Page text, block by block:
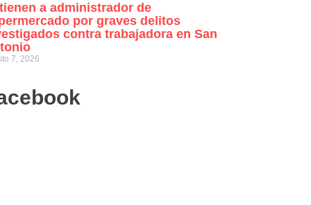
a administrador de
por graves delitos
contra trabajadora en San
7, 2026